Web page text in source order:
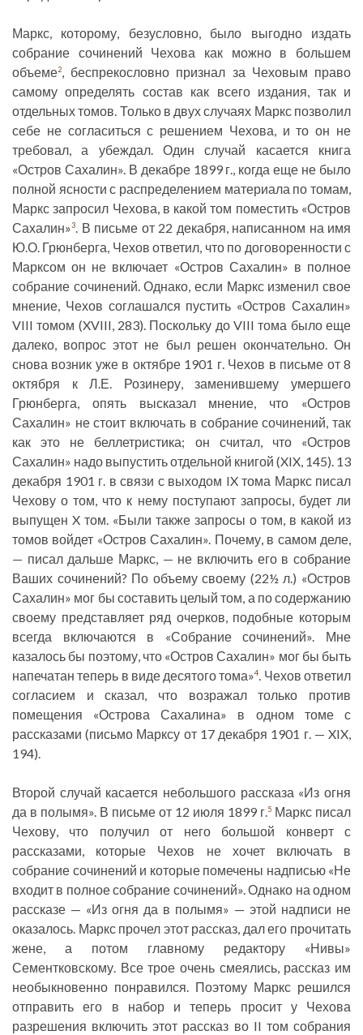
Маркс, которому, безусловно, было выгодно издать
собрание сочинений Чехова как можно в большем
объеме2, беспрекословно признал за Чеховым право
самому определять состав как всего издания, так и
отдельных томов. Только в двух случаях Маркс позволил
себе не согласиться с решением Чехова, и то он не
требовал, а убеждал. Один случай касается книга
«Остров Сахалин». В декабре 1899 г., когда еще не было
полной ясности с распределением материала по томам,
Маркс запросил Чехова, в какой том поместить «Остров
Сахалин»3. В письме от 22 декабря, написанном на имя
Ю.О. Грюнберга, Чехов ответил, что по договоренности с
Марксом он не включает «Остров Сахалин» в полное
собрание сочинений. Однако, если Маркс изменил свое
мнение, Чехов соглашался пустить «Остров Сахалин»
VIII томом (XVIII, 283). Поскольку до VIII тома было еще
далеко, вопрос этот не был решен окончательно. Он
снова возник уже в октябре 1901 г. Чехов в письме от 8
октября к Л.Е. Розинеру, заменившему умершего
Грюнберга, опять высказал мнение, что «Остров
Сахалин» не стоит включать в собрание сочинений, так
как это не беллетристика; он считал, что «Остров
Сахалин» надо выпустить отдельной книгой (XIX, 145). 13
декабря 1901 г. в связи с выходом IX тома Маркс писал
Чехову о том, что к нему поступают запросы, будет ли
выпущен X том. «Были также запросы о том, в какой из
томов войдет «Остров Сахалин». Почему, в самом деле,
— писал дальше Маркс, — не включить его в собрание
Ваших сочинений? По объему своему (22½ л.) «Остров
Сахалин» мог бы составить целый том, а по содержанию
своему представляет ряд очерков, подобные которым
всегда включаются в «Собрание сочинений». Мне
казалось бы поэтому, что «Остров Сахалин» мог бы быть
напечатан теперь в виде десятого тома»4. Чехов ответил
согласием и сказал, что возражал только против
помещения «Острова Сахалина» в одном томе с
рассказами (письмо Марксу от 17 декабря 1901 г. — XIX,
194).
Второй случай касается небольшого рассказа «Из огня
да в полымя». В письме от 12 июля 1899 г.5 Маркс писал
Чехову, что получил от него большой конверт с
рассказами, которые Чехов не хочет включать в
собрание сочинений и которые помечены надписью «Не
входит в полное собрание сочинений». Однако на одном
рассказе — «Из огня да в полымя» — этой надписи не
оказалось. Маркс прочел этот рассказ, дал его прочитать
жене, а потом главному редактору «Нивы»
Сементковскому. Все трое очень смеялись, рассказ им
необыкновенно понравился. Поэтому Маркс решился
отправить его в набор и теперь просит у Чехова
разрешения включить этот рассказ во II том собрания